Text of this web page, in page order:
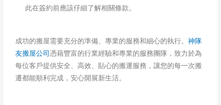
此在簽約前應該仔細了解相關條款。
成功的搬屋需要充分的準備、專業的服務和細心的執行。神隊
友搬屋公司 憑藉豐富的行業經驗和專業的服務團隊，致力於為
每位客戶提供安全、高效、貼心的搬運服務，讓您的每一次搬
遷都能順利完成，安心開展新生活。